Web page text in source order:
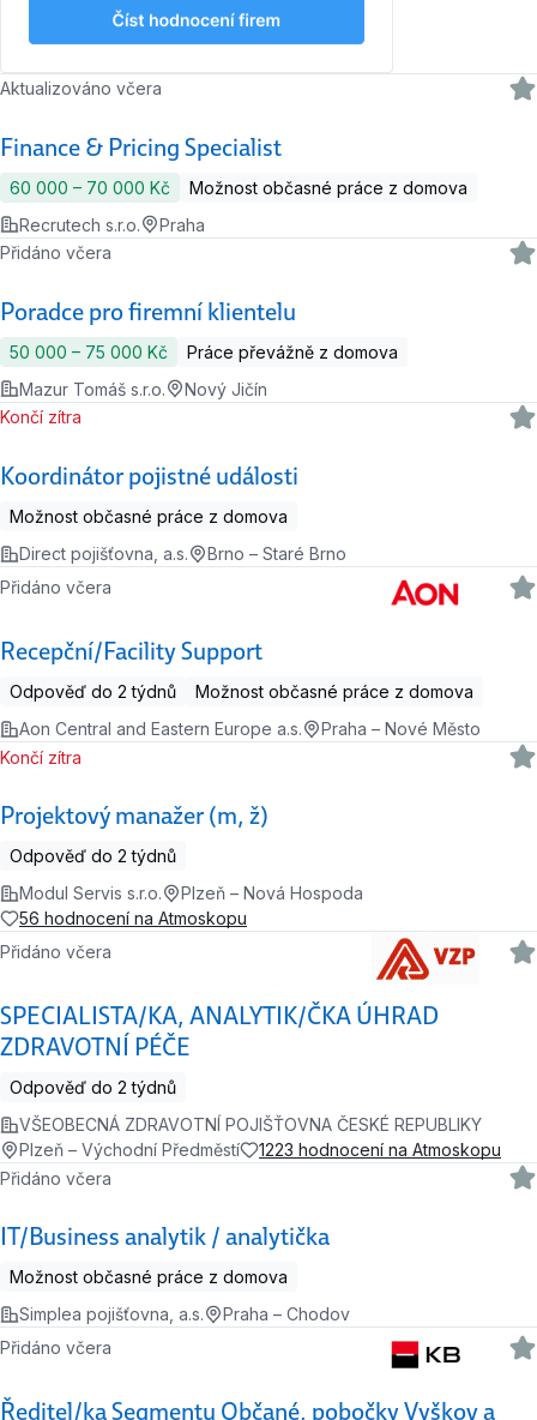
Finance & Pricing Specialist
Aktualizováno včera
60 000 ‍–‍ 70 000 Kč
Možnost občasné práce z domova
Recrutech s.r.o.
Praha
Poradce pro firemní klientelu
Přidáno včera
50 000 ‍–‍ 75 000 Kč
Práce převážně z domova
Mazur Tomáš s.r.o.
Nový Jičín
Koordinátor pojistné události
Končí zítra
Možnost občasné práce z domova
Direct pojišťovna, a.s.
Brno – Staré Brno
Recepční/Facility Support
Přidáno včera
Odpověď do 2 týdnů
Možnost občasné práce z domova
Aon Central and Eastern Europe a.s.
Praha – Nové Město
Projektový manažer (m, ž)
Končí zítra
Odpověď do 2 týdnů
Modul Servis s.r.o.
Plzeň – Nová Hospoda
56 hodnocení na Atmoskopu
SPECIALISTA/KA, ANALYTIK/ČKA ÚHRAD
ZDRAVOTNÍ PÉČE
Přidáno včera
Odpověď do 2 týdnů
VŠEOBECNÁ ZDRAVOTNÍ POJIŠŤOVNA ČESKÉ REPUBLIKY
Plzeň – Východní Předměstí
1223 hodnocení na Atmoskopu
IT/Business analytik / analytička
Přidáno včera
Možnost občasné práce z domova
Simplea pojišťovna, a.s.
Praha – Chodov
Ředitel/ka Segmentu Občané, pobočky Vyškov a
Přidáno včera